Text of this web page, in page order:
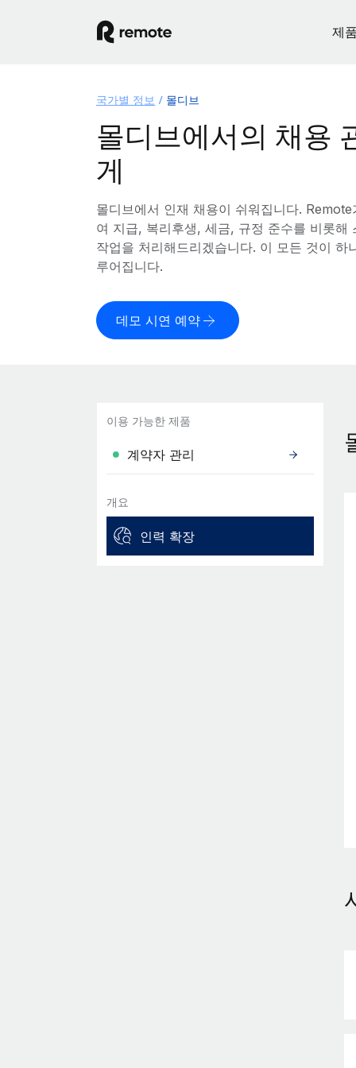
제
국가별 정보 몰디브
몰디브에서의 채용
게
몰디브에서 인재 채용이 쉬워집니다.
여 지급, 복리후생, 세금, 규정 준수를 비롯해
작업을 처리해드리겠습니다. 이 모든 것이 하
루어집니다.
데모 시연 예약
이용 가능한 제품
계약자 관리
개요
인력 확장